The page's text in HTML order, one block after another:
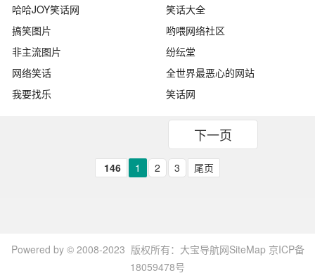
哈哈JOY笑话网
笑话大全
搞笑图片
哟喂网络社区
非主流图片
纷纭堂
网络笑话
全世界最恶心的网站
我要找乐
笑话网
146 1 2 3
下一页
尾页
Powered by © 2008-2023 版权所有： 大宝导航网SiteMap 京ICP备
18059478号